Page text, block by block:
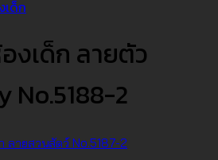
เด็ก
งเด็ก ลายตัว
2